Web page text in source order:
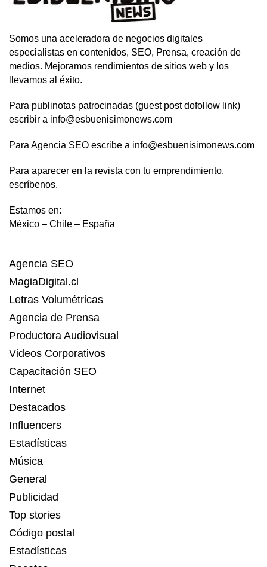
Somos una aceleradora de negocios digitales
especialistas en contenidos, SEO, Prensa, creación de
medios. Mejoramos rendimientos de sitios web y los
llevamos al éxito.
Para publinotas patrocinadas (guest post dofollow link)
escribir a info@esbuenisimonews.com
Para Agencia SEO escribe a info@esbuenisimonews.com
Para aparecer en la revista con tu emprendimiento,
escríbenos.
Estamos en:
México – Chile – España
Agencia SEO
MagiaDigital.cl
Letras Volumétricas
Agencia de Prensa
Productora Audiovisual
Videos Corporativos
Capacitación SEO
Internet
Destacados
Influencers
Estadísticas
Música
General
Publicidad
Top stories
Código postal
Estadísticas